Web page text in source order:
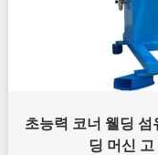
초능력 코너 웰딩 섬
딩 머신 고